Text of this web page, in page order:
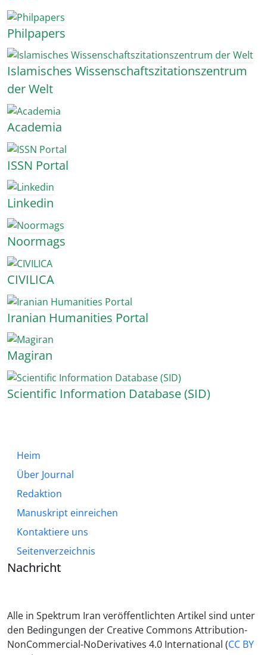
Philpapers
Islamisches Wissenschaftszitationszentrum
der Welt
Academia
ISSN Portal
Linkedin
Noormags
CIVILICA
Iranian Humanities Portal
Magiran
Scientific Information Database (SID)
Heim
Über Journal
Redaktion
Manuskript einreichen
Kontaktiere uns
Seitenverzeichnis
Nachricht
Alle in Spektrum Iran veröffentlichten Artikel sind unter
den Bedingungen der Creative Commons Attribution-
NonCommercial-NoDerivatives 4.0 International (CC BY